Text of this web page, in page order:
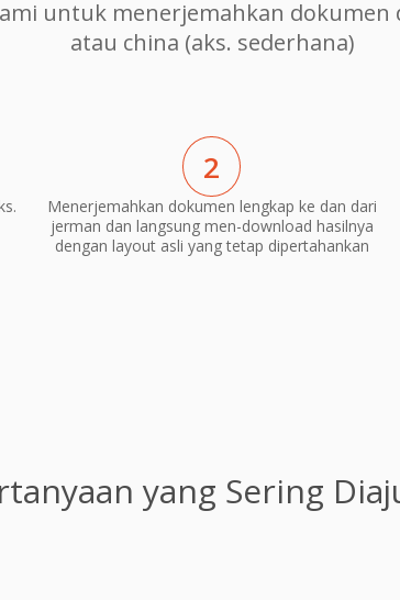
untuk menerjemahkan dokumen
atau china (aks. sederhana)
2
Menerjemahkan dokumen lengkap ke dan dari
jerman dan langsung men-download hasilnya
dengan layout asli yang tetap dipertahankan
yang Sering